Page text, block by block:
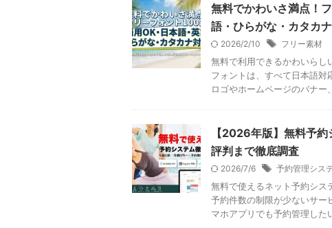
無料でかわいさ満点！
語・ひらがな・カタカナ
2026/2/10 フリー素材
無料で利用できるかわいらし
フォントは、すべて日本語
ロゴやホームページのバナー
【2026年版】無料予
評判まで徹底調査
2026/7/6 予約管理シス
無料で使えるネット予約シ
予約件数の制限が少ないサ
マホアプリでも予約管理した